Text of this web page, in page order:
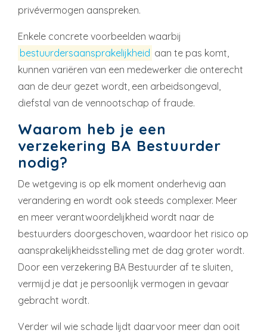
privévermogen aanspreken.
Enkele concrete voorbeelden waarbij
bestuurdersaansprakelijkheid aan te pas komt,
kunnen variëren van een medewerker die onterecht
aan de deur gezet wordt, een arbeidsongeval,
diefstal van de vennootschap of fraude.
Waarom heb je een
verzekering BA Bestuurder
nodig?
De wetgeving is op elk moment onderhevig aan
verandering en wordt ook steeds complexer. Meer
en meer verantwoordelijkheid wordt naar de
bestuurders doorgeschoven, waardoor het risico op
aansprakelijkheidsstelling met de dag groter wordt.
Door een verzekering BA Bestuurder af te sluiten,
vermijd je dat je persoonlijk vermogen in gevaar
gebracht wordt.
Verder wil wie schade lijdt daarvoor meer dan ooit